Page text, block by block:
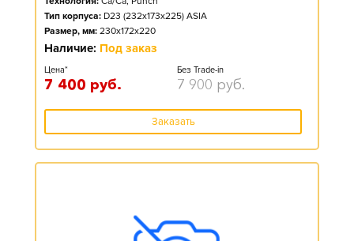
Тип корпуса: D23 (232x173x225) ASIA
Размер, мм: 230x172x220
Наличие: Под заказ
Цена*
7 400 руб.
Без Trade-in
7 900 руб.
Заказать